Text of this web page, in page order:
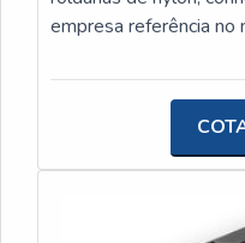
empresa referência no
receberá um
qualquer demanda. MAIS DETALHES
INTERESSANTES
Quem procura por
empresa altamente